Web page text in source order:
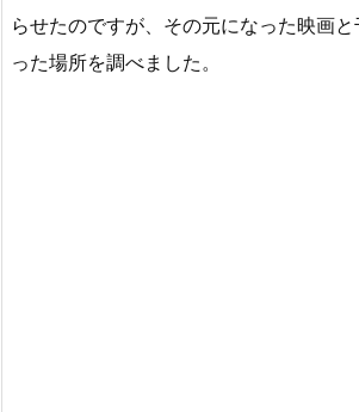
らせたのですが、その元になった映画
った場所を調べました。